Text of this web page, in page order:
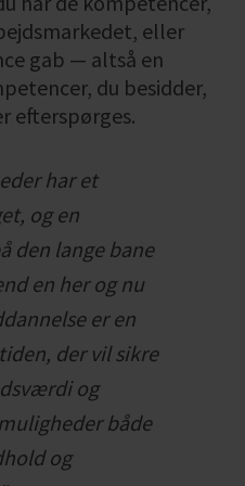
stilling hos dem.
være givtigt
er
dig via
et
dig nogle af de
vil faktisk gerne
fordi råd og
Du søger ikke et
Men selv om du
er du faktisk i
dig til en eventuel
etableret en
eller
gab — altså en
du besidder,
efterspørges.
har et
og en
den lange bane
en her og nu
er en
der vil sikre
og
både
og